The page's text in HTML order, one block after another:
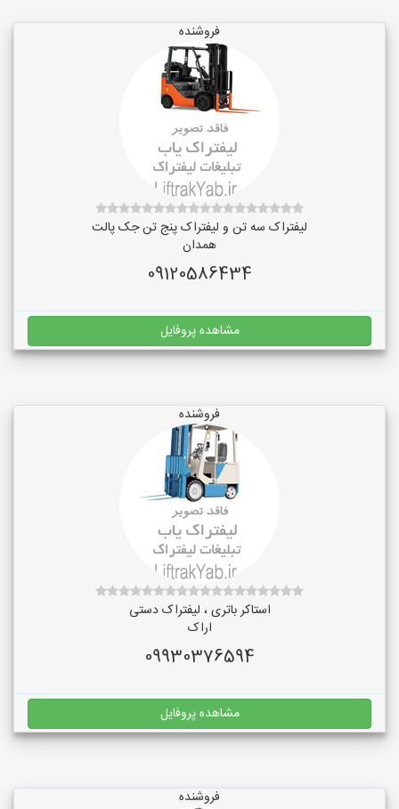
فروشنده
لیفتراک سه تن و لیفتراک پنج تن جک پالت
همدان
09120586434
مشاهده پروفایل
فروشنده
استاکر باتری ، لیفتراک دستی
اراک
09930376594
مشاهده پروفایل
فروشنده